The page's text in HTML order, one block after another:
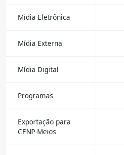
Mídia Eletrônica
Mídia Externa
Mídia Digital
Programas
Exportação para
CENP-Meios